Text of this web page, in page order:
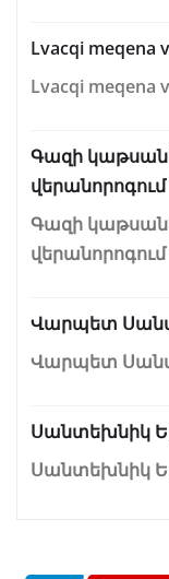
Lvacqi meqena
Lvacqi meqena
Գազի
վերանորոգում
Գազի
վերանորոգում
Վարպետ
Վարպետ
Սանտեխնիկ
Սանտեխնիկ